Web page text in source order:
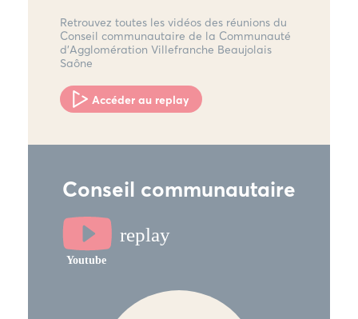
Retrouvez toutes les vidéos des réunions du
Conseil communautaire de la Communauté
d'Agglomération Villefranche Beaujolais
Saône
Accéder au replay
Conseil communautaire